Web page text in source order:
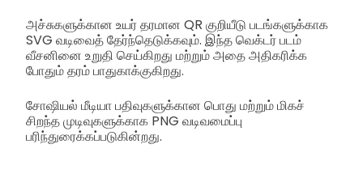
அச்சுகளுக்கான உயர் தரமான QR குறியீடு படங்களுக்காக
SVG வடிவைத் தேர்ந்தெடுக்கவும். இந்த வெக்டர் படம்
வீசனினை உறுதி செய்கிறது மற்றும் அதை அதிகரிக்க
போதும் தரம் பாதுகாக்குகிறது.
சோஷியல் மீடியா பதிவுகளுக்கான பொது மற்றும் மிகச்
சிறந்த முடிவுகளுக்காக PNG வடிவமைப்பு
பரிந்துரைக்கப்படுகின்றது.